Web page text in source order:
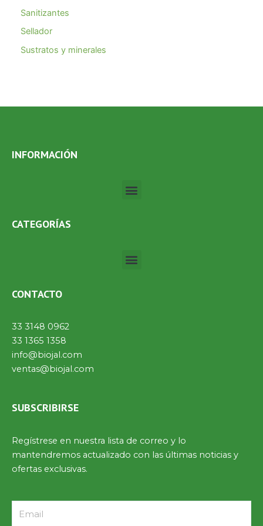
Sanitizantes
Sellador
Sustratos y minerales
INFORMACIÓN
Menú
CATEGORÍAS
Menú
CONTACTO
33 3148 0962
33 1365 1358
info@biojal.com
ventas@biojal.com
SUBSCRIBIRSE
Regístrese en nuestra lista de correo y lo
mantendremos actualizado con las últimas noticias y
ofertas exclusivas.